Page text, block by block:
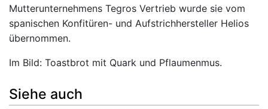
Mutterunternehmens Tegros Vertrieb wurde sie vom
spanischen Konfitüren- und Aufstrichhersteller Helios
übernommen.
Im Bild: Toastbrot mit Quark und Pflaumenmus.
Siehe auch